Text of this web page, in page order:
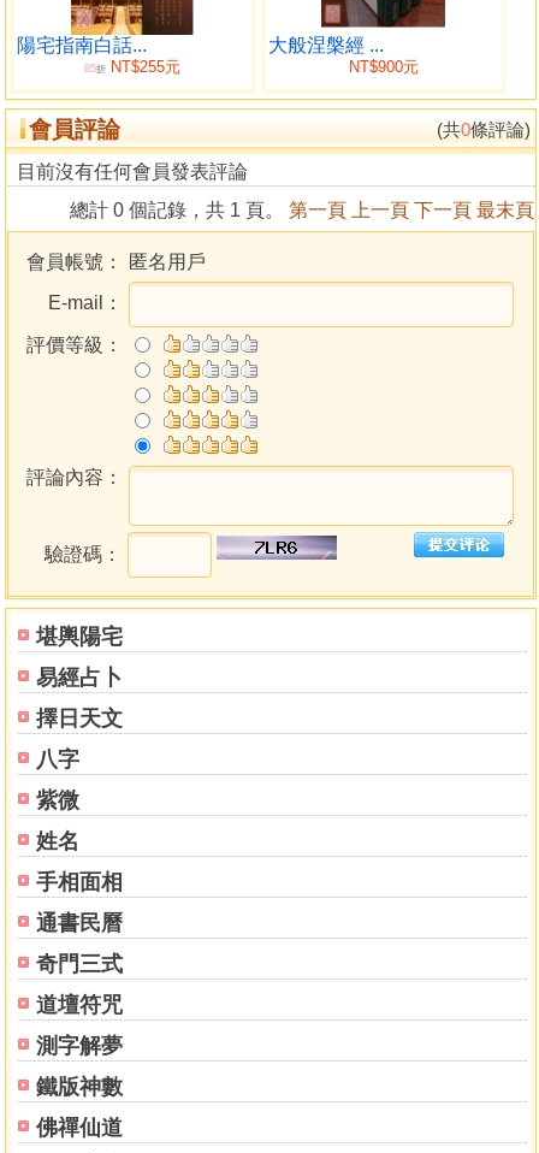
堪輿陽宅
易經占卜
擇日天文
八字
紫微
姓名
手相面相
通書民曆
奇門三式
道壇符咒
測字解夢
鐵版神數
佛禪仙道
陽宅指南白話...
85折 NT$255元
大般涅槃經 ...
NT$900元
會員評論 (共0條評論)
目前沒有任何會員發表評論
總計 0 個記錄，共 1 頁。 第一頁 上一頁 下一頁 最末頁
會員帳號：
匿名用戶
E-mail：
評價等級：
評論內容：
驗證碼：